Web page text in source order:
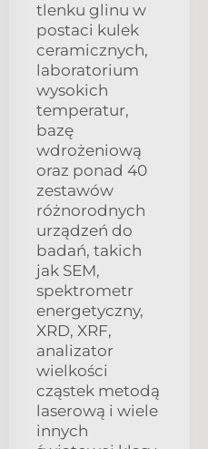
tlenku glinu w
postaci kulek
ceramicznych,
laboratorium
wysokich
temperatur,
bazę
wdrożeniową
oraz ponad 40
zestawów
różnorodnych
urządzeń do
badań, takich
jak SEM,
spektrometr
energetyczny,
XRD, XRF,
analizator
wielkości
cząstek metodą
laserową i wiele
innych